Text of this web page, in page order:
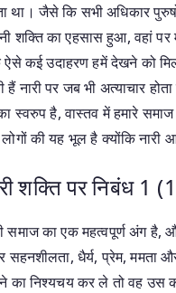
था। जैसे कि सभी अधिकार
शक्ति का एहसास हुआ, वहां पर
कई उदाहरण हमें देखने को
हैं नारी पर जब भी अत्याचार
स्वरुप है, वास्तव में हमारे
की यह भूल है क्योंकि
शक्ति पर निबंध 1
समाज का एक महत्वपूर्ण अंग है,
सहनशीलता, धैर्य, प्रेम, ममता
का निश्यचय कर ले तो वह उस